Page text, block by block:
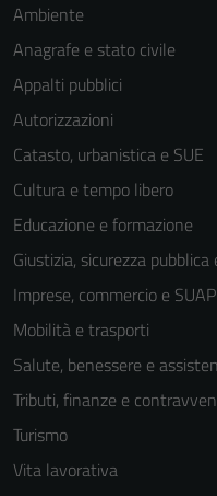
Ambiente
Anagrafe e stato civile
Appalti pubblici
Autorizzazioni
Catasto, urbanistica e SUE
Cultura e tempo libero
Educazione e formazione
Giustizia, sicurezza
Imprese, commercio e SUAP
Mobilità e trasporti
Salute, benessere e
Tributi, finanze e
Turismo
Vita lavorativa